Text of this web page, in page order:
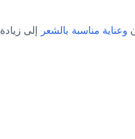
وعناية مناسبة بالشعر
إلى زيادة